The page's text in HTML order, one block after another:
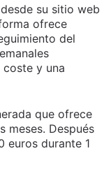
su sitio web
ofrece
del
y una
que ofrece
meses. Después
euros durante 1